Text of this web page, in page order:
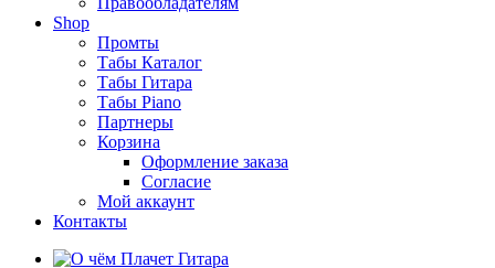
Shop
Промты
Табы Каталог
Табы Гитара
Табы Piano
Партнеры
Корзина
Оформление заказа
Согласие
Мой аккаунт
Контакты